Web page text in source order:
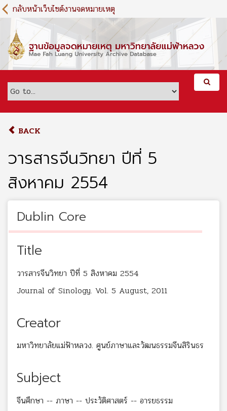
S
k
m
c
กลับหน้าเว็บไซต์งานจดหมายเหตุ
BACK
วารสารจีนวิทยา ปีที่ 5
สิงหาคม 2554
Dublin Core
Title
วารสารจีนวิทยา ปีที่ 5 สิงหาคม 2554
Journal of Sinology. Vol. 5 August, 2011
Creator
มหาวิทยาลัยแม่ฟ้าหลวง. ศูนย์ภาษาและวัฒนธรรมจีนสิรินธร
Subject
จีนศึกษา -- ภาษา -- ประวัติศาสตร์ -- อารยธรรม